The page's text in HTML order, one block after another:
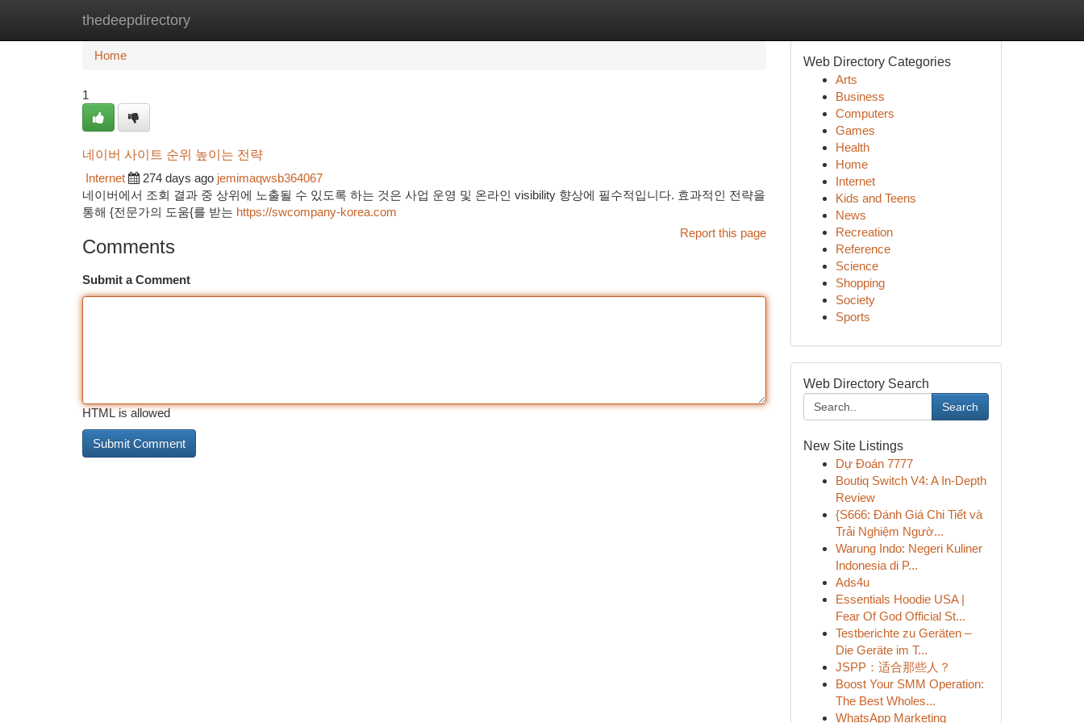
thedeepdirectory
Home New Site Listings
Home
1
네이버 사이트 순위 높이는 전략
Internet
274 days ago jemimaqwsb364067
네이버에서 조회 결과 중 상위에 노출될 수 있도록 하는 것은 사업 운영 및 온라인 visibility 향상에 필수적입니다. 효과적인 전략을
통해 {전문가의 도움{를 받는 https://swcompany-korea.com
Report this page
Comments
Submit a Comment
HTML is allowed
Web Directory Categories
Arts
Business
Computers
Games
Health
Home
Internet
Kids and Teens
News
Recreation
Reference
Science
Shopping
Society
Sports
Web Directory Search
Search
New Site Listings
Dự Đoán 7777
Boutiq Switch V4: A In-Depth
Review
{S666: Đánh Giá Chi Tiết và
Trải Nghiệm Ngườ...
Warung Indo: Negeri Kuliner
Indonesia di P...
Ads4u
Essentials Hoodie USA |
Fear Of God Official St...
Testberichte zu Geräten –
Die Geräte im T...
JSPP：适合那些人？
Boost Your SMM Operation:
The Best Wholes...
WhatsApp Marketing